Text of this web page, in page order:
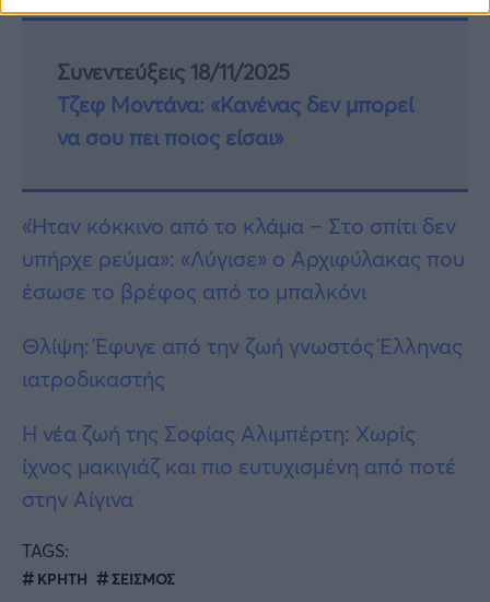
Συνεντεύξεις 18/11/2025
Τζεφ Μοντάνα: «Κανένας δεν μπορεί
να σου πει ποιος είσαι»
«Ήταν κόκκινο από το κλάμα – Στο σπίτι δεν
υπήρχε ρεύμα»: «Λύγισε» ο Αρχιφύλακας που
έσωσε το βρέφος από το μπαλκόνι
Θλίψη: Έφυγε από την ζωή γνωστός Έλληνας
ιατροδικαστής
Η νέα ζωή της Σοφίας Αλιμπέρτη: Χωρίς
ίχνος μακιγιάζ και πιο ευτυχισμένη από ποτέ
στην Αίγινα
TAGS:
ΚΡΗΤΗ ΣΕΙΣΜΟΣ